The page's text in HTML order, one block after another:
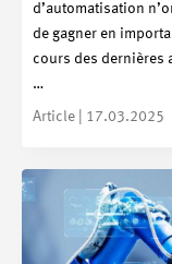
d’automatisation
de gagner en
cours des dernières
…
Article | 17.03.2025